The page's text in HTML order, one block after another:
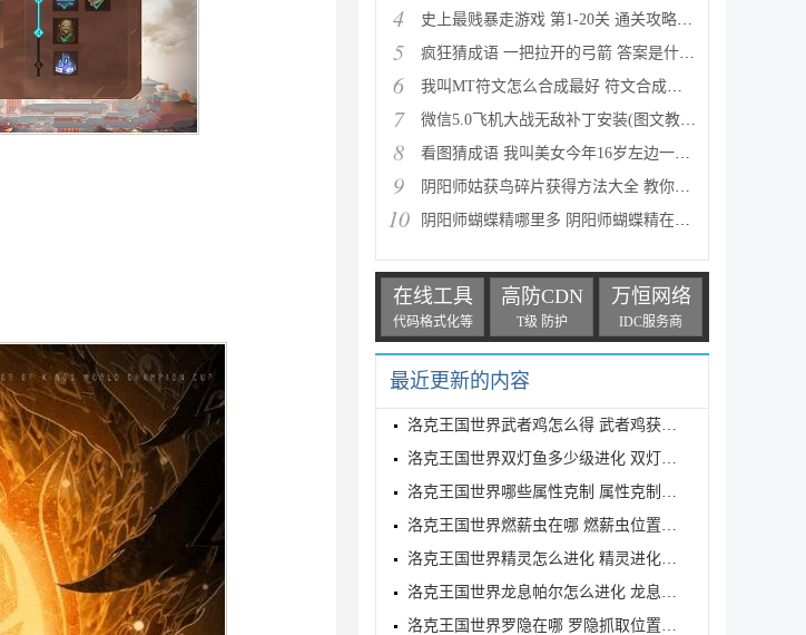
4 史上最贱暴走游戏 第1-20关 通关攻略(图文详解)
5 疯狂猜成语 一把拉开的弓箭 答案是什么成语
6 我叫MT符文怎么合成最好 符文合成攻略推荐
7 微信5.0飞机大战无敌补丁安装(图文教程) 高分攻略
8 看图猜成语 我叫美女今年16岁左边一个女人 答案是什么
9 阴阳师姑获鸟碎片获得方法大全 教你如何快速获得姑获
10 阴阳师蝴蝶精哪里多 阴阳师蝴蝶精在哪里刷
在线工具
代码格式化等
高防CDN
T级 防护
万恒网络
IDC服务商
最近更新的内容
洛克王国世界武者鸡怎么得 武者鸡获得方式
洛克王国世界双灯鱼多少级进化 双灯鱼进化等级介绍
洛克王国世界哪些属性克制 属性克制表分享
洛克王国世界燃薪虫在哪 燃薪虫位置详解
洛克王国世界精灵怎么进化 精灵进化方式
洛克王国世界龙息帕尔怎么进化 龙息帕尔进化介绍
洛克王国世界罗隐在哪 罗隐抓取位置分享